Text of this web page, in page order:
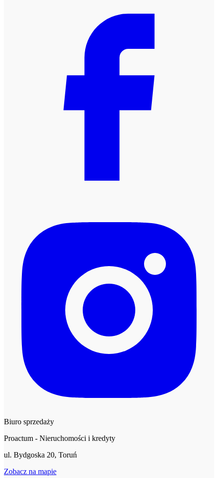
Biuro sprzedaży
Proactum - Nieruchomości i kredyty
ul. Bydgoska 20, Toruń
Zobacz na mapie